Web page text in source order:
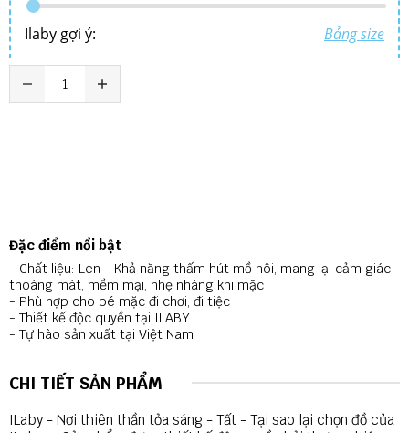
Đặc điểm nổi bật
- Chất liệu: Len - Khả năng thấm hút mồ hôi, mang lại cảm giác
thoáng mát, mềm mại, nhẹ nhàng khi mặc
- Phù hợp cho bé mặc đi chơi, đi tiệc
- Thiết kế độc quyền tại ILABY
- Tự hào sản xuất tại Việt Nam
CHI TIẾT SẢN PHẨM
ILaby - Nơi thiên thần tỏa sáng - Tất - Tại sao lại chọn đồ của